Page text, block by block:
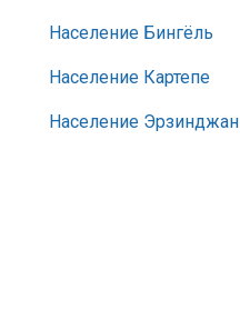
Население Бингёль
Население Картепе
Население Эрзинджан